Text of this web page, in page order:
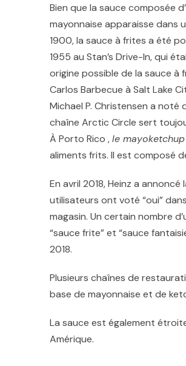
Bien que la sauce composée
mayonnaise apparaisse dans
1900,la sauce à frites a été
1955 au Stan’s Drive-In, qui
origine possible de la sauce à
Carlos Barbecue à Salt Lake
Michael P. Christensen a
chaîne Arctic Circle sert
À Porto Rico ,le mayoketchup
aliments frits. Il est composé
En avril 2018, Heinz a
utilisateurs ont voté “oui”
magasin. Un certain nombre
“sauce frite” et “sauce
2018.
Plusieurs chaînes de
base de mayonnaise et de
La sauce est également
Amérique.